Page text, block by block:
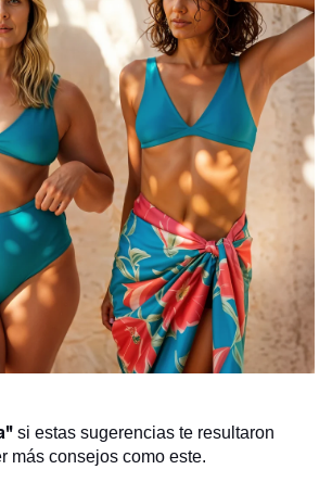
si estas sugerencias te resultaron
más consejos como este.